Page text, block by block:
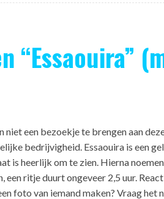
“Essaouira”
een bezoekje te brengen aan
bedrijvigheid. Essaouira is een
is heerlijk om te zien. Hierna
ritje duurt ongeveer 2,5 uur.
foto van iemand maken? Vraag het